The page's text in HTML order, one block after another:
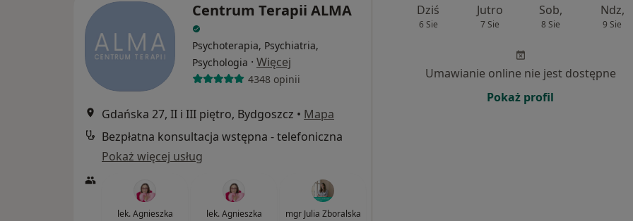
Centrum Terapii ALMA
Psychoterapia, Psychiatria,
Psychologia · Więcej
4348 opinii
Gdańska 27, II i III piętro, Bydgoszcz • Mapa
Bezpłatna konsultacja wstępna - telefoniczna
Pokaż więcej usług
lek. Agnieszka
lek. Agnieszka
mgr Julia Zboralska
Dziś
6 Sie
Jutro
7 Sie
Sob,
8 Sie
Ndz,
9 Sie
Umawianie online nie jest dostępne
Pokaż profil